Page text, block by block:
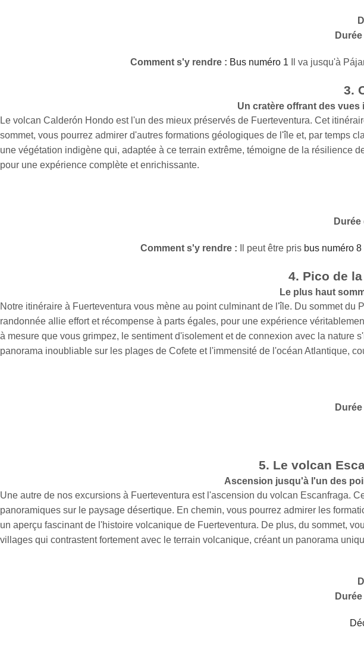
Comment s'y rendre : Bus numéro 1 Il va jusqu'à
3.
Un cratère offrant des
Le volcan Calderón Hondo est l'un des mieux préservés de Fuerteventura. Cet
sommet, vous pourrez admirer d'autres formations géologiques de l'île et, par temps
une végétation indigène qui, adaptée à ce terrain extrême, témoigne de la résilience
pour une expérience complète et enrichissante.
Comment s'y rendre : Il peut être pris bus numéro 8
4. Pico de
Le plus haut
Notre itinéraire à Fuerteventura vous mène au point culminant de l'île. Du sommet
randonnée allie effort et récompense à parts égales, pour une expérience
à mesure que vous grimpez, le sentiment d'isolement et de connexion avec la nature
panorama inoubliable sur les plages de Cofete et l'immensité de l'océan Atlantique,
5. Le volcan
Ascension jusqu'à l'un des
Une autre de nos excursions à Fuerteventura est l'ascension du volcan Escanfraga.
panoramiques sur le paysage désertique. En chemin, vous pourrez admirer les
un aperçu fascinant de l'histoire volcanique de Fuerteventura. De plus, du sommet,
villages qui contrastent fortement avec le terrain volcanique, créant un panorama